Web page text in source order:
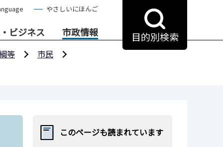
やさしいにほんご
ビジネス 市政情報 目的別検索
等
市民
このページも読まれています